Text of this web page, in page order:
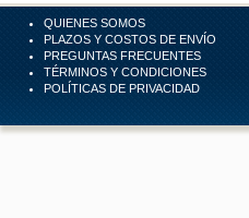
QUIENES SOMOS
PLAZOS Y COSTOS DE ENVÍO
PREGUNTAS FRECUENTES
TÉRMINOS Y CONDICIONES
POLÍTICAS DE PRIVACIDAD